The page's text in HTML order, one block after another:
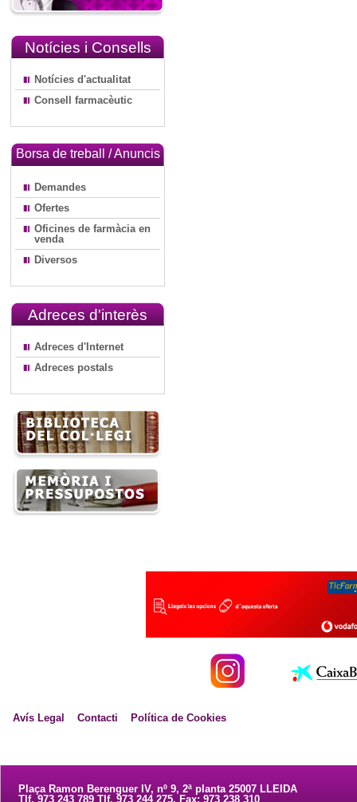
Notícies i Consells
Notícies d'actualitat
Consell farmacèutic
Borsa de treball / Anuncis
Demandes
Ofertes
Oficines de farmàcia en
venda
Diversos
Adreces d'interès
Adreces d'Internet
Adreces postals
Avís Legal Contacti Política de Cookies
Plaça Ramon Berenguer IV, nº 9, 2ª planta 25007 LLEIDA
Tlf. 973 243 789 Tlf. 973 244 275. Fax: 973 238 310